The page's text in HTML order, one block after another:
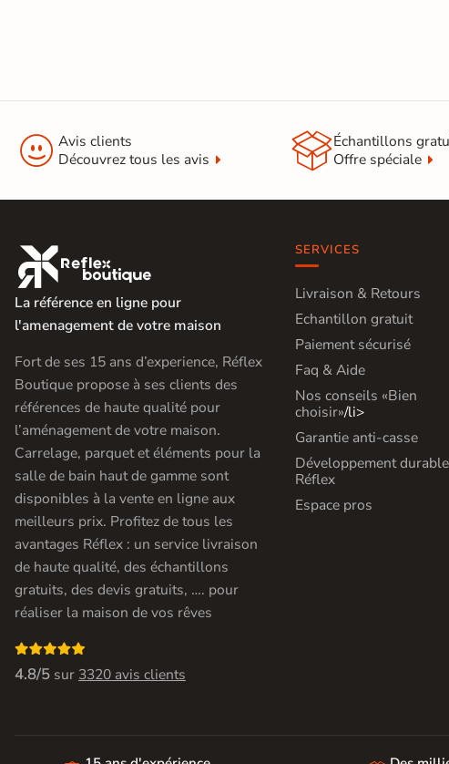
Carrelage poli /
semi-poli
PAIEMENT SÉCURISÉ
Payez comme
il vous plaira
En une ou plusieurs fois
grâce à nos nombreuses
solutions de paiement
Paiement
100%
sécurisé
Données
Confidentialité
garantie
Livraison rapide et soignée
En savoir plus
 Avis clients
Découvrez tous les avis
Échantillons
Offre spéciale

La référence en ligne pour
l'amenagement de votre maison
Fort de ses 15 ans d’experience, Réflex
Boutique propose à ses clients des
références de haute qualité pour
l’aménagement de votre maison.
Carrelage, parquet et éléments pour la
salle de bain haut de gamme sont
disponibles à la vente en ligne aux
meilleurs prix. Profitez de tous les
avantages Réflex : un service livraison
de haute qualité, des échantillons
gratuits, des devis gratuits, …. pour
réaliser la maison de vos rêves

4.8/5 sur 3320 avis clients
SERVICES
Livraison & Retours
Echantillon gratuit
Paiement sécurisé
Faq & Aide
Nos conseils «Bien
choisir»/li>
Garantie anti-casse
Développement
Réflex
Espace pros